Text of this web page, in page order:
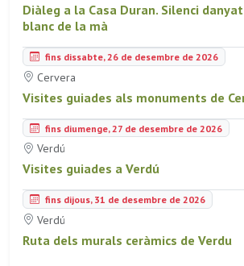
Diàleg a la Casa Duran. Silenci
blanc de la mà
fins dissabte, 26 de desembre de 2026
Cervera
Visites guiades als monuments de
fins diumenge, 27 de desembre de 2026
Verdú
Visites guiades a Verdú
fins dijous, 31 de desembre de 2026
Verdú
Ruta dels murals ceràmics de Verdu